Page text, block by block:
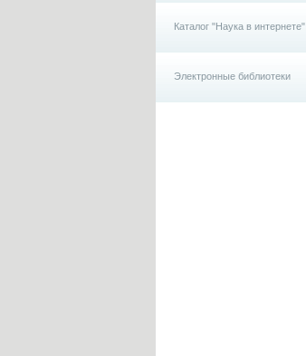
Каталог "Наука в интернете"
Электронные библиотеки